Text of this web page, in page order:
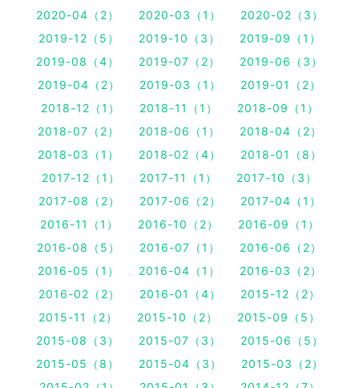
2020-04（2）
2020-03（1）
2020-02（3）
2019-12（5）
2019-10（3）
2019-09（1）
2019-08（4）
2019-07（2）
2019-06（3）
2019-04（2）
2019-03（1）
2019-01（2）
2018-12（1）
2018-11（1）
2018-09（1）
2018-07（2）
2018-06（1）
2018-04（2）
2018-03（1）
2018-02（4）
2018-01（8）
2017-12（1）
2017-11（1）
2017-10（3）
2017-08（2）
2017-06（2）
2017-04（1）
2016-11（1）
2016-10（2）
2016-09（1）
2016-08（5）
2016-07（1）
2016-06（2）
2016-05（1）
2016-04（1）
2016-03（2）
2016-02（2）
2016-01（4）
2015-12（2）
2015-11（2）
2015-10（2）
2015-09（5）
2015-08（3）
2015-07（3）
2015-06（5）
2015-05（8）
2015-04（3）
2015-03（2）